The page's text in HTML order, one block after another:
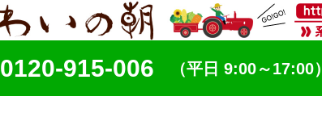
0120-915-006 （平日 9:00～17:00）